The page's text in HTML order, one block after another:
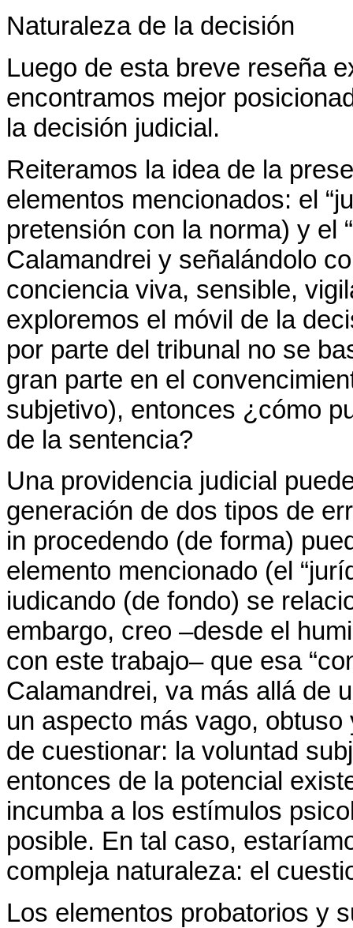
Naturaleza de la decisión
Luego de esta breve reseña
encontramos mejor
la decisión judicial.
Reiteramos la idea de la
elementos mencionados: el
pretensión con la norma) y el
Calamandrei y señalándolo
conciencia viva, sensible,
exploremos el móvil de la
por parte del tribunal no se
gran parte en el
subjetivo), entonces ¿cómo
de la sentencia?
Una providencia judicial
generación de dos tipos de
in procedendo (de forma)
elemento mencionado (el
iudicando (de fondo) se
embargo, creo –desde el
con este trabajo– que esa
Calamandrei, va más allá de
un aspecto más vago,
de cuestionar: la voluntad
entonces de la potencial
incumba a los estímulos
posible. En tal caso,
compleja naturaleza: el
Los elementos probatorios y